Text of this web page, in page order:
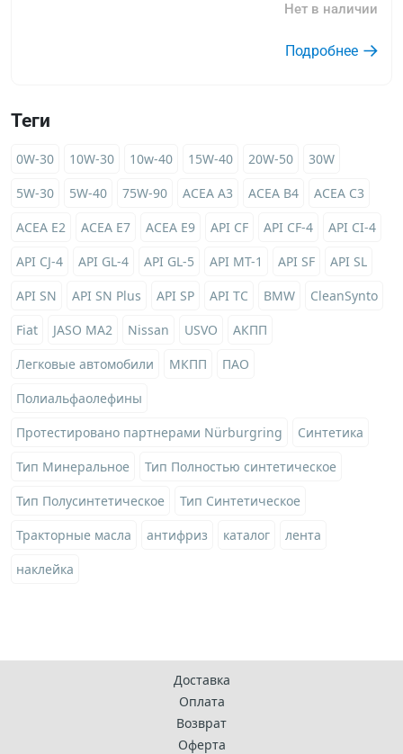
Теги
0W-30 10W-30 10w-40 15W-40 20W-50
30W
5W-30
5W-40 75W-90 ACEA A3 ACEA B4
ACEA C3
ACEA E2
ACEA E7 ACEA E9 API CF API CF-4
API CI-4
API CJ-4
API GL-4 API GL-5 API MT-1 API SF
API SL
API SN
API SN Plus API SP API TC BMW
CleanSynto
Fiat
JASO MA2 Nissan USVO
АКПП
Легковые автомобили
МКПП
ПАО
Полиальфаолефины
Протестировано партнерами Nürburgring
Синтетика
Тип Минеральное
Тип Полностью синтетическое
Тип Полусинтетическое
Тип Синтетическое
Тракторные масла
антифриз каталог
лента
наклейка
Нет в наличии
Подробнее
Доставка
Оплата
Возврат
Оферта